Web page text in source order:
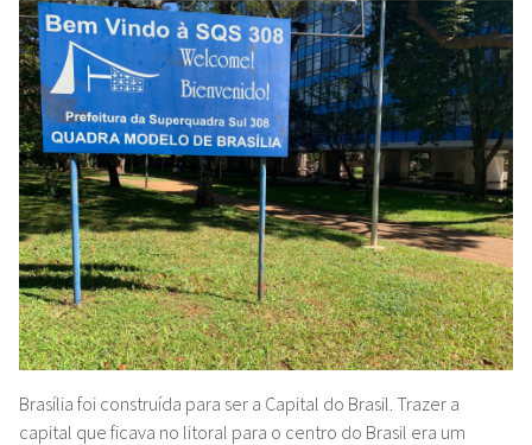
Brasília foi construída para ser a Capital do Brasil. Trazer a
capital que ficava no litoral para o centro do Brasil era um